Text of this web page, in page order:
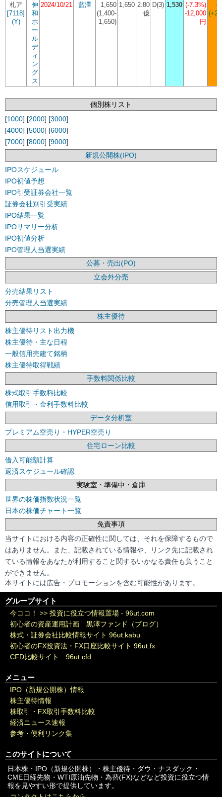
札ア
[7118]
(Y)
伸
和
ホ
ー
ル
デ
ィ
ン
グ
ス
2024/10/21 藍澤
1,650
(1,400-
1,650)
1,650 2.80
億
D(3) 1,530 (-7.3%)
-12,000
円
個別株リスト
[1000] [2000] [3000]
[4000] [5000] [6000]
[7000] [8000] [9000]
新規公開株(IPO)
IPOスケジュール
IPO初値予想
IPO引受証券会社一覧
証券会社別引受実績
IPO結果一覧
IPOサマリー分析
IPO初値分析
IPO管理人当選実績
公募・売出(PO)
立会外分売
分売結果リスト
分売管理人当選実績
株主優待
株主優待リスト出力機
株主優待・主な日程
一般信用売建て銘柄
株主優待取得戦績
手数料関係比較
株式取引手数料比較
信用取引・金利手数料比較
データ分析室
プレミアム空売り・HYPER空売り
住宅ローン比較
借入可能額計算
返済スケジュール確認
実験室・準備中・倉庫
世界の株価指数状況一覧
日本の株価チャート一覧
免責事項
当サイトにおける内容の正確性に関しては、それを保障するもので
はありません。また、記載されている情報や、リンク先に記載され
ている情報をあなたが利用すること関するいかなる責任も負うこと
ができません。
本サイトには広告・プロモーションを含む可能性があります。
グループサイト
今ココ！ >> 投資に役立つ情報置場 - 96ut.com
初心者の資産運用計画 黒澤ファンド（ブログ）
株式・証券会社比較情報サイト 96ut.kabu
初心者のFX投資法・FX口座比較サイト 96ut.fx
CFD比較サイト 96ut.cfd
メニュー
IPO（新規公開株）情報
株主優待情報
株取引・FX取引手数料比較
経済ニュース速報
参考・便利リンク集
このサイトについて
日本株・IPO（新規公開株）・株主優待・ダウ・ナスダック・
CME日経先物・WTI原油先物・為替(FX)などなど投資に役立つ情
報を見やすい形で提供しています。